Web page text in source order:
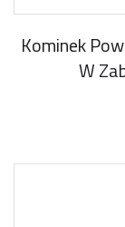
Kominek
W